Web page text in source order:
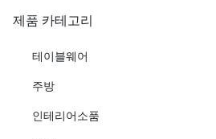
제품 카테고리
테이블웨어
주방
인테리어소품